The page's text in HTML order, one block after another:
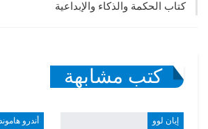
كتاب الحكمة والذكاء والإبداعية
كتب مشابهة
إيان لوو أندرو